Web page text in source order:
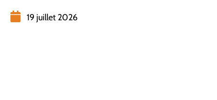
19 juillet 2026